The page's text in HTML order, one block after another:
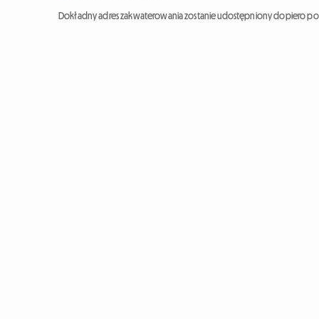
Dokładny adres zakwaterowania zostanie udostępniony dopiero